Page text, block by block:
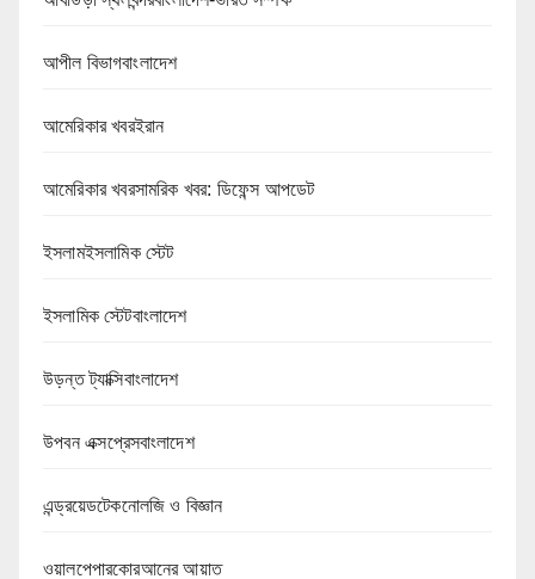
আপীল বিভাগবাংলাদেশ
আমেরিকার খবরইরান
আমেরিকার খবরসামরিক খবর: ডিফেন্স আপডেট
ইসলামইসলামিক স্টেট
ইসলামিক স্টেটবাংলাদেশ
উড়ন্ত ট্যাক্সিবাংলাদেশ
উপবন এক্সপ্রেসবাংলাদেশ
এন্ড্রয়েডটেকনোলজি ও বিজ্ঞান
ওয়ালপেপারকোরআনের আয়াত